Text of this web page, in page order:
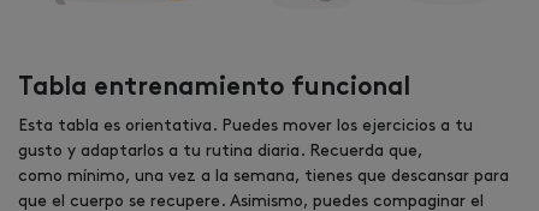
Tabla entrenamiento funcional
Esta tabla es orientativa. Puedes mover los ejercicios a tu
gusto y adaptarlos a tu rutina diaria. Recuerda que,
como mínimo, una vez a la semana, tienes que descansar para
que el cuerpo se recupere. Asimismo, puedes compaginar el